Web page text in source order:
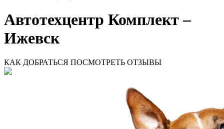
Автотехцентр Комплект –
Ижевск
КАК ДОБРАТЬСЯ ПОСМОТРЕТЬ ОТЗЫВЫ